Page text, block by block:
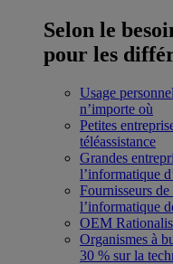
Selon le
pour les
Usage personnel
n’importe où
Petites
téléassistance
Grandes
l’informatique
Fournisseurs de
l’informatique
OEM
Organismes à
30 % sur la